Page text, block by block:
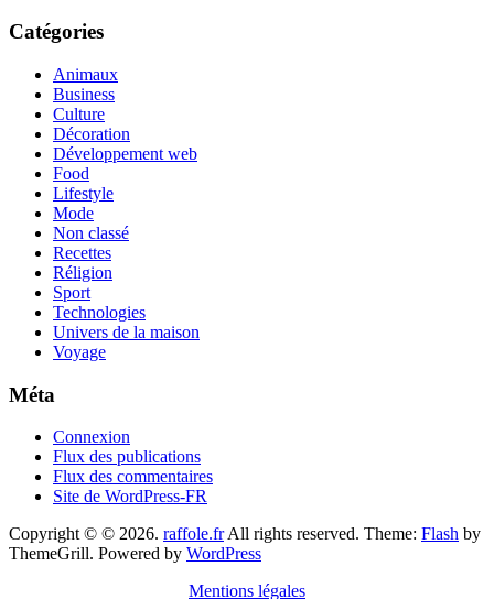
Catégories
Animaux
Business
Culture
Décoration
Développement web
Food
Lifestyle
Mode
Non classé
Recettes
Réligion
Sport
Technologies
Univers de la maison
Voyage
Méta
Connexion
Flux des publications
Flux des commentaires
Site de WordPress-FR
Copyright © © 2026. raffole.frAll rights reserved. Theme: Flash by
ThemeGrill. Powered by WordPress
Mentions légales